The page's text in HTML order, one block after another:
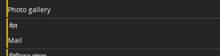
Photo gallery
मेल
Mail